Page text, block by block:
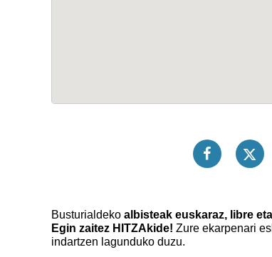
Busturialdeko albisteak euskaraz, libre
Egin zaitez HITZAkide! Zure ekarpenari
indartzen lagunduko duzu.